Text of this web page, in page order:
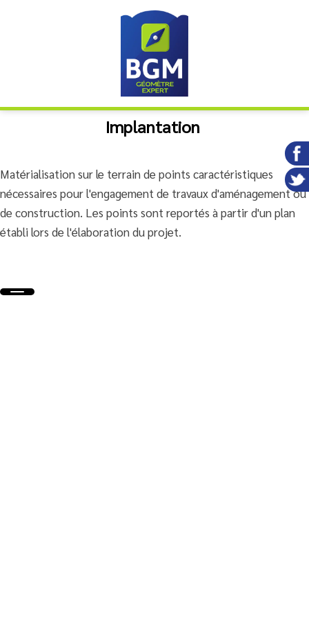
Implantation
Matérialisation sur le terrain de points caractéristiques
nécessaires pour l'engagement de travaux d'aménagement ou
de construction. Les points sont reportés à partir d'un plan
établi lors de l'élaboration du projet.